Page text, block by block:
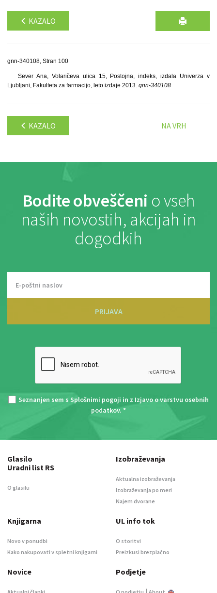
KAZALO
gnn-340108, Stran 100
Sever Ana, Volaričeva ulica 15, Postojna, indeks, izdala Univerza v
Ljubljani, Fakulteta za farmacijo, leto izdaje 2013. gnn-340108
KAZALO NA VRH
Bodite obveščeni o vseh
naših novostih, akcijah in
dogodkih
PRIJAVA
Seznanjen sem s Splošnimi pogoji in z Izjavo o varstvu osebnih
podatkov. *
Glasilo
Uradni list RS
O glasilu
Izobraževanja
Aktualna izobraževanja
Izobraževanja po meri
Najem dvorane
Knjigarna
Novo v ponudbi
Kako nakupovati v spletni knjigarni
UL info tok
O storitvi
Preizkusi brezplačno
Novice Podjetje